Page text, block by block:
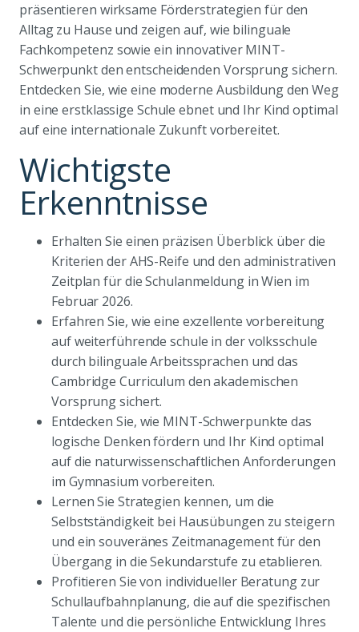
präsentieren wirksame Förderstrategien für den
Alltag zu Hause und zeigen auf, wie bilinguale
Fachkompetenz sowie ein innovativer MINT-
Schwerpunkt den entscheidenden Vorsprung sichern.
Entdecken Sie, wie eine moderne Ausbildung den Weg
in eine erstklassige Schule ebnet und Ihr Kind optimal
auf eine internationale Zukunft vorbereitet.
Wichtigste
Erkenntnisse
Erhalten Sie einen präzisen Überblick über die
Kriterien der AHS-Reife und den administrativen
Zeitplan für die Schulanmeldung in Wien im
Februar 2026.
Erfahren Sie, wie eine exzellente vorbereitung
auf weiterführende schule in der volksschule
durch bilinguale Arbeitssprachen und das
Cambridge Curriculum den akademischen
Vorsprung sichert.
Entdecken Sie, wie MINT-Schwerpunkte das
logische Denken fördern und Ihr Kind optimal
auf die naturwissenschaftlichen Anforderungen
im Gymnasium vorbereiten.
Lernen Sie Strategien kennen, um die
Selbstständigkeit bei Hausübungen zu steigern
und ein souveränes Zeitmanagement für den
Übergang in die Sekundarstufe zu etablieren.
Profitieren Sie von individueller Beratung zur
Schullaufbahnplanung, die auf die spezifischen
Talente und die persönliche Entwicklung Ihres